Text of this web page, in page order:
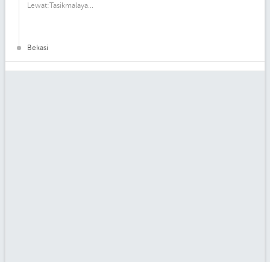
Lewat:Tasikmalaya...
Bekasi